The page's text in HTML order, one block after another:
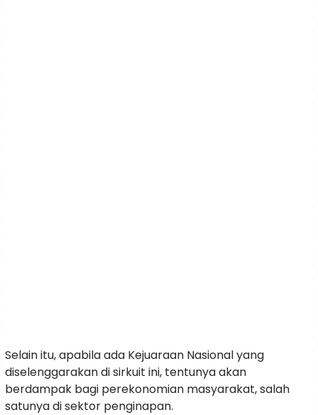
Selain itu, apabila ada Kejuaraan Nasional yang
diselenggarakan di sirkuit ini, tentunya akan
berdampak bagi perekonomian masyarakat, salah
satunya di sektor penginapan.